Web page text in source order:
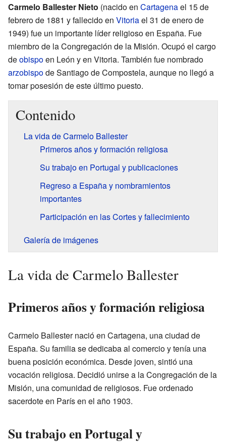
Carmelo Ballester Nieto (nacido en Cartagenael 15 de
febrero de 1881 y fallecido en Vitoriael 31 de enero de
1949) fue un importante líder religioso en España. Fue
miembro de la Congregación de la Misión. Ocupó el cargo
deobispoen León y en Vitoria. También fue nombrado
arzobispode Santiago de Compostela, aunque no llegó a
tomar posesión de este último puesto.
Contenido
La vida de Carmelo Ballester
Primeros años y formación religiosa
Su trabajo en Portugal y publicaciones
Regreso a España y nombramientos
importantes
Participación en las Cortes y fallecimiento
Galería de imágenes
La vida de Carmelo Ballester
Primeros años y formación religiosa
Carmelo Ballester nació en Cartagena, una ciudad de
España. Su familia se dedicaba al comercio y tenía una
buena posición económica. Desde joven, sintió una
vocación religiosa. Decidió unirse a la Congregación de la
Misión, una comunidad de religiosos. Fue ordenado
sacerdote en París en el año 1903.
Su trabajo en Portugal y